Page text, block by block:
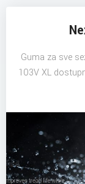
Guma za sve
103V XL